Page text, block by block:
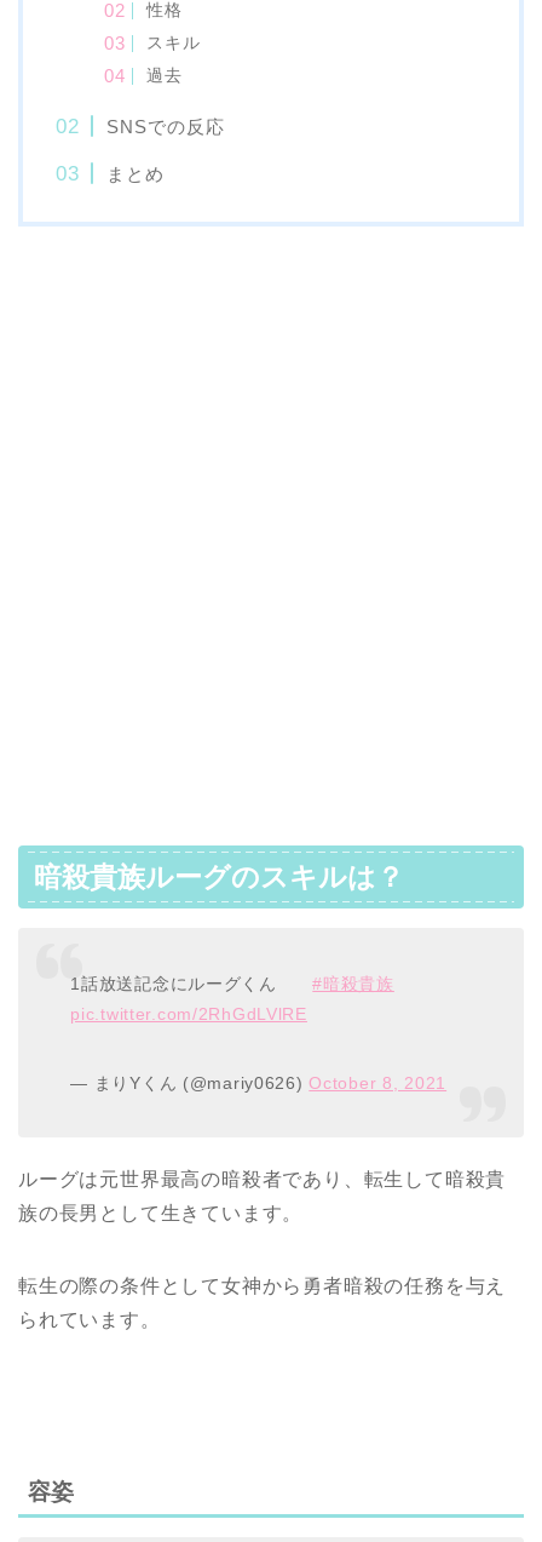
性格
スキル
過去
SNSでの反応
まとめ
暗殺貴族ルーグのスキルは？
1話放送記念にルーグくん#暗殺貴族
pic.twitter.com/2RhGdLVlRE
— まりYくん (@mariy0626)October 8, 2021
ルーグは元世界最高の暗殺者であり、転生して暗殺貴
族の長男として生きています。
転生の際の条件として女神から勇者暗殺の任務を与え
られています。
容姿